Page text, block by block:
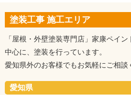
塗装工事 施工エリア
「屋根・外壁塗装専門店」家康ペイ
中心に、塗装を行っています。
愛知県外のお客様でもお気軽にご相談
愛知県